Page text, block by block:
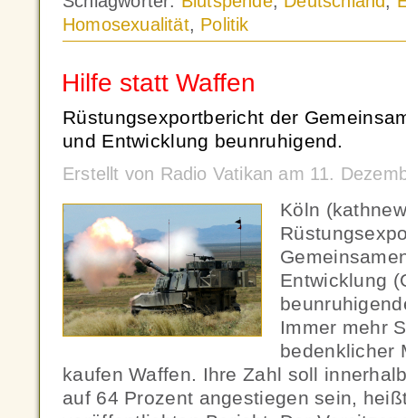
Homosexualität, Politik
Hilfe statt Waffen
Rüstungsexportbericht der
und Entwicklung beunruhigend.
Erstellt von Radio Vatikan am 11.
Köln
Entwicklung
Immer mehr
bedenklicher
kaufen Waffen. Ihre Zahl soll
auf 64 Prozent angestiegen sein,